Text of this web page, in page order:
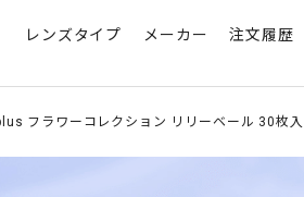
レンズタイプ メーカー 注文履歴
フラワーコレクション リリーベール 30枚入